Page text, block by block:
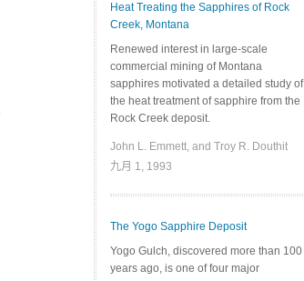
Heat Treating the Sapphires of Rock
Creek, Montana
Renewed interest in large-scale
commercial mining of Montana
sapphires motivated a detailed study of
the heat treatment of sapphire from the
Rock Creek deposit.
John L. Emmett, and Troy R. Douthit
九月 1, 1993
The Yogo Sapphire Deposit
Yogo Gulch, discovered more than 100
years ago, is one of four major